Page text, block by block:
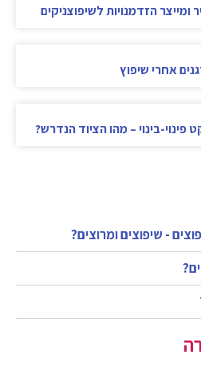
ומייצר הזדמנויות לשיפוצניקים
אחרי שיפוץ
פינוי-בינוי – מהו הציוד הנדרש?
- שיפוצים ומרוצים?